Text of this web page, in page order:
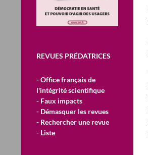
REVUES PRÉDATRICES
- Office français de
l'intégrité scientifique
- Faux impacts
- Démasquer les revues
- Rechercher une revue
- Liste